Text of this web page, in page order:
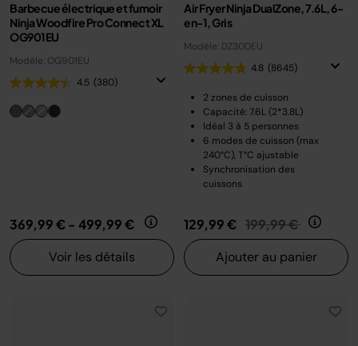
Barbecue électrique et fumoir
Ninja Woodfire Pro Connect XL
OG901EU
Modèle: OG901EU
4.5 (380)
369,99 €- 499,99 €
Voir les détails
Air Fryer Ninja DualZone, 7.6L, 6-
en-1, Gris
Modèle: DZ300EU
4.8 (8645)
2 zones de cuisson
Capacité: 7.6L (2*3.8L)
Idéal 3 à 5 personnes
6 modes de cuisson (max
240°C), T°C ajustable
Synchronisation des
cuissons
129,99 € Prix réduit de
199,99 € au
Ajouter au panier